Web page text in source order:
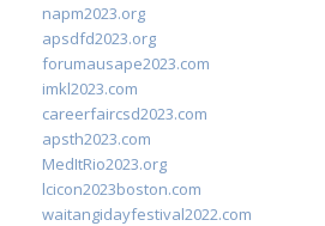
napm2023.org
apsdfd2023.org
forumausape2023.com
imkl2023.com
careerfaircsd2023.com
apsth2023.com
MedItRio2023.org
lcicon2023boston.com
waitangidayfestival2022.com